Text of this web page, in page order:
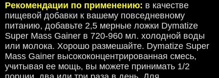
Рекомендации по применению: в качестве
пищевой добавки к вашему повседневному
питанию, добавьте 2,5 мерные ложки Dymatize
Super Mass Gainer в 720-960 мл. холодной воды
или молока. Хорошо размешайте. Dymatize Super
Mass Gainer высококонцентрированная смесь,
учитывая ее мощь, вы можете принимать 1/2